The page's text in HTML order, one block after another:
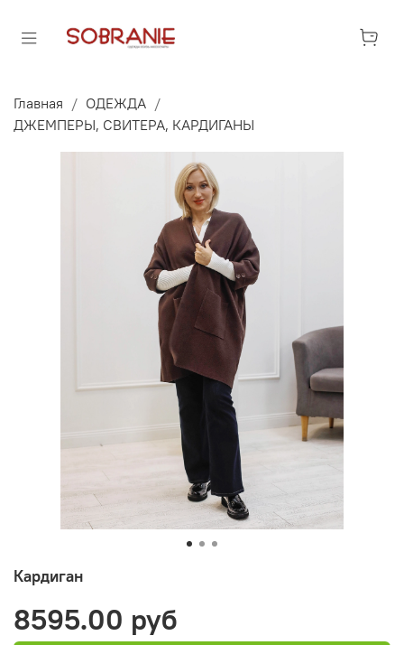
Главная
ОДЕЖДА
ДЖЕМПЕРЫ, СВИТЕРА, КАРДИГАНЫ
Кардиган
8595.00 руб